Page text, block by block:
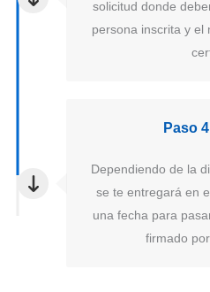
solicitud donde
persona inscrita y el
Paso
Dependiendo de la
se te entregará en
una fecha para
firmado